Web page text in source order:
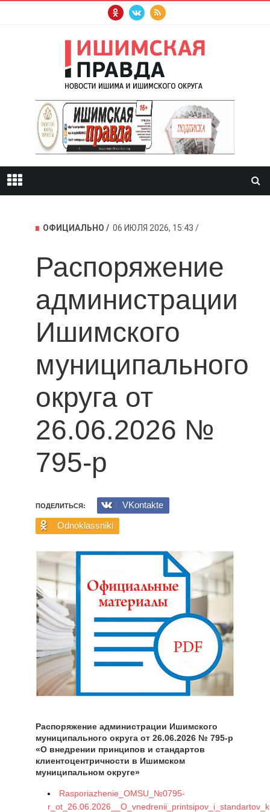
ОФИЦИАЛЬНО 06 ИЮЛЯ 2026, 15:43
Распоряжение
администрации
Ишимского
муниципального
округа от
26.06.2026 №
795-р
ПОДЕЛИТЬСЯ:
VKontakte
Odnoklassniki
Распоряжение администрации Ишимского
муниципального округа от 26.06.2026 № 795-р
«О внедрении принципов и стандартов
клиентоцентричности в Ишимском
муниципальном округе»
Rasporiazhenie_OMSU_№0795-